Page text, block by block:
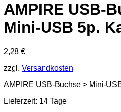
AMPIRE USB-
Mini-USB 5p.
2,28 €
zzgl. Versandkosten
AMPIRE USB-Buchse > Mini-
Lieferzeit: 14 Tage